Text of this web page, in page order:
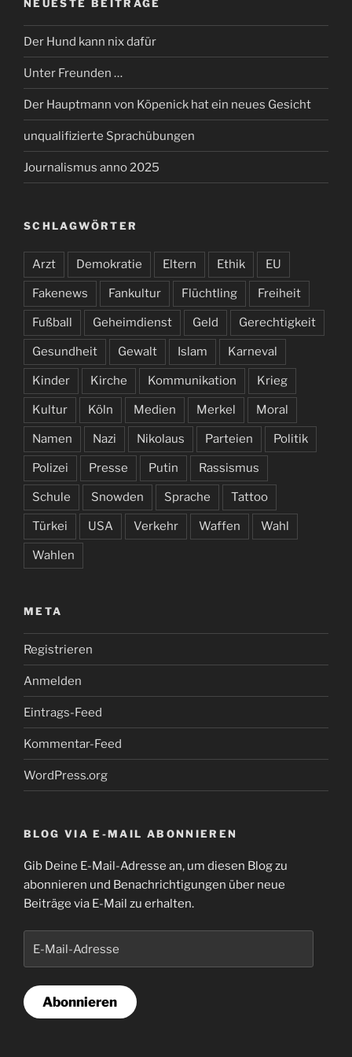
NEUESTE BEITRÄGE
Der Hund kann nix dafür
Unter Freunden …
Der Hauptmann von Köpenick hat ein neues Gesicht
unqualifizierte Sprachübungen
Journalismus anno 2025
SCHLAGWÖRTER
Arzt Demokratie Eltern Ethik EU
Fakenews Fankultur Flüchtling Freiheit
Fußball Geheimdienst Geld Gerechtigkeit
Gesundheit Gewalt Islam Karneval
Kinder Kirche Kommunikation Krieg
Kultur Köln Medien Merkel Moral
Namen Nazi Nikolaus Parteien Politik
Polizei Presse Putin Rassismus
Schule Snowden Sprache Tattoo
Türkei USA Verkehr Waffen Wahl
Wahlen
META
Registrieren
Anmelden
Eintrags-Feed
Kommentar-Feed
WordPress.org
BLOG VIA E-MAIL ABONNIEREN
Gib Deine E-Mail-Adresse an, um diesen Blog zu
abonnieren und Benachrichtigungen über neue
Beiträge via E-Mail zu erhalten.
Mail-
Abonnieren